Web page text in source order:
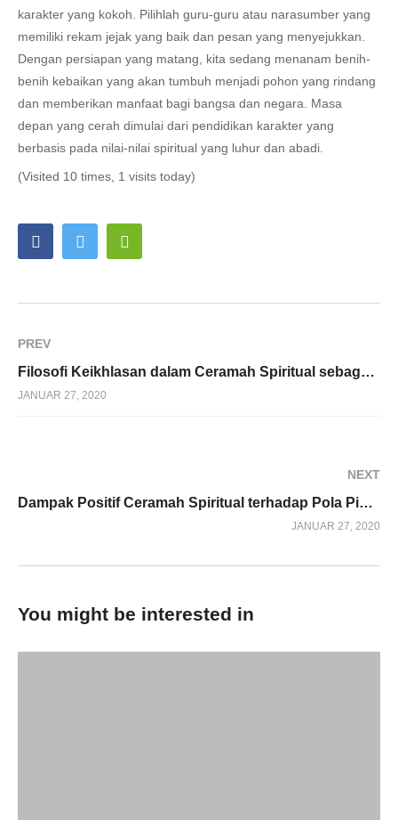
karakter yang kokoh. Pilihlah guru-guru atau narasumber yang
memiliki rekam jejak yang baik dan pesan yang menyejukkan.
Dengan persiapan yang matang, kita sedang menanam benih-
benih kebaikan yang akan tumbuh menjadi pohon yang rindang
dan memberikan manfaat bagi bangsa dan negara. Masa
depan yang cerah dimulai dari pendidikan karakter yang
berbasis pada nilai-nilai spiritual yang luhur dan abadi.
(Visited 10 times, 1 visits today)
PREV
Filosofi Keikhlasan dalam Ceramah Spiritual sebagai Kunci Kebahagiaan Hidup yang Hakiki
JANUAR 27, 2020
NEXT
Dampak Positif Ceramah Spiritual terhadap Pola Pikir Positif dan Kesejahteraan Emosional
JANUAR 27, 2020
You might be interested in